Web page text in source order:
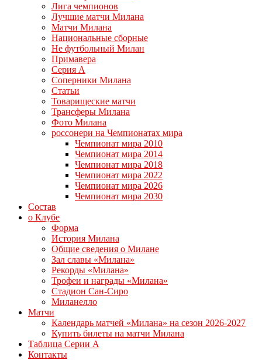
Лига чемпионов
Лучшие матчи Милана
Матчи Милана
Национальные сборные
Не футбольный Милан
Примавера
Серия А
Соперники Милана
Статьи
Товарищеские матчи
Трансферы Милана
Фото Милана
россонери на Чемпионатах мира
Чемпионат мира 2010
Чемпионат мира 2014
Чемпионат мира 2018
Чемпионат мира 2022
Чемпионат мира 2026
Чемпионат мира 2030
Состав
о Клубе
Форма
История Милана
Общие сведения о Милане
Зал славы «Милана»
Рекорды «Милана»
Трофеи и награды «Милана»
Стадион Сан-Сиро
Миланелло
Матчи
Календарь матчей «Милана» на сезон 2026-2027
Купить билеты на матчи Милана
Таблица Серии А
Контакты